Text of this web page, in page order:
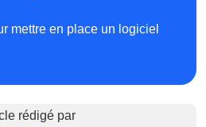
mettre en place un logiciel
rédigé par